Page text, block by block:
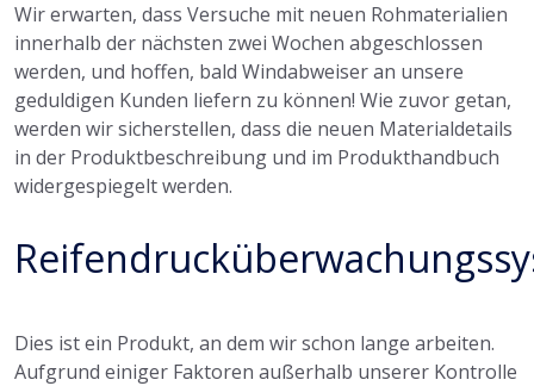
Wir erwarten, dass Versuche mit neuen Rohmaterialien
innerhalb der nächsten zwei Wochen abgeschlossen
werden, und hoffen, bald Windabweiser an unsere
geduldigen Kunden liefern zu können! Wie zuvor getan,
werden wir sicherstellen, dass die neuen Materialdetails
in der Produktbeschreibung und im Produkthandbuch
widergespiegelt werden.
Dies ist ein Produkt, an dem wir schon lange arbeiten.
Aufgrund einiger Faktoren außerhalb unserer Kontrolle